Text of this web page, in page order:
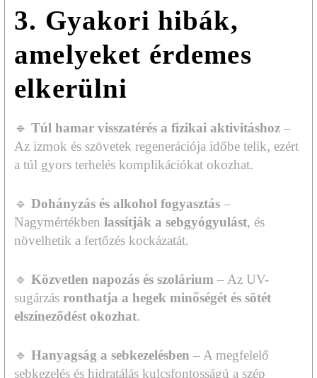
3. Gyakori hibák,
amelyeket érdemes
elkerülni
🔹Túl hamar visszatérés a fizikai aktivitáshoz –
Az izmok és szövetek regenerációja időbe telik, ezért
a túl gyors terhelés komplikációkat okozhat.
🔹Dohányzás és alkohol fogyasztás –
Nagymértékbenlassítják a sebgyógyulást, és
növelhetik a fertőzés kockázatát.
🔹Közvetlen napozás és szolárium – Az UV-
sugárzásronthatja a hegek minőségét és sötét
elszíneződést okozhat.
🔹Hanyagság a sebkezelésben – A megfelelő
sebkezelés és hidratálás kulcsfontosságú a szép